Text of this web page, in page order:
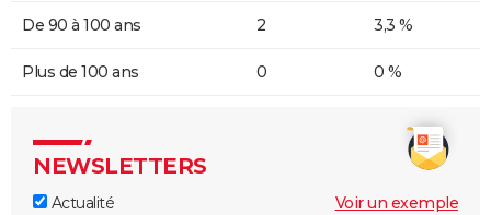
De 90 à 100 ans 2 3,3 %
Plus de 100 ans 0 0 %
NEWSLETTERS
Actualité
Voir un exemple